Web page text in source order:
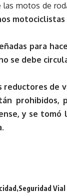
las motos de
para
se debe
reductores de
prohibidos,
y se tomó
.
Seguridad Vial